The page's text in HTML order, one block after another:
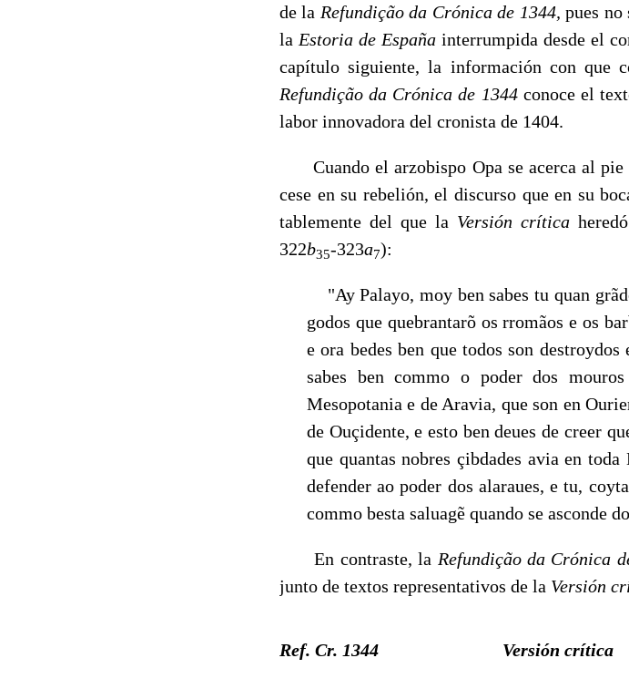
de la Refundição da Crónica de 1344,pues no
la Estoria de España interrumpida desde el
capítulo siguiente, la información con que
Refundição da Crónica de 1344 conoce el
labor innovadora del cronista de 1404.
Cuando el arzobispo Opa se acerca al pie
cese en su rebelión, el discurso que en su
tablemente del que la Versión crítica
322b35-323a7):
"Ay Palayo, moy ben sabes tu quan
godos que quebrantarõ os rromãos e os
e ora bedes ben que todos son
sabes ben commo o poder dos
Mesopotania e de Aravia, que son en
de Ouçidente, e esto ben deues de creer
que quantas nobres çibdades avia en
defender ao poder dos alaraues, e tu,
commo besta saluagẽ quando se asconde
En contraste, la Refundição da Crónica
junto de textos representativos de la Versión
Ref. Cr. 1344 Versión crítica